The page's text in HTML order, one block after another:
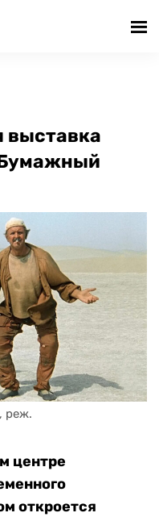
выставка
реж.
центре
откроется